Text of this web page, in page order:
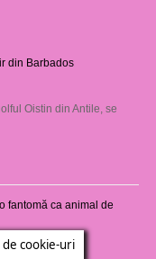
din Barbados
Oistin din Antile, se
fantomă ca animal de
de cookie-uri